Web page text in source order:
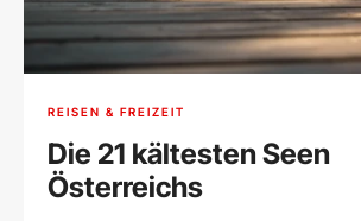
REISEN & FREIZEIT
Die 21 kältesten Seen
Österreichs